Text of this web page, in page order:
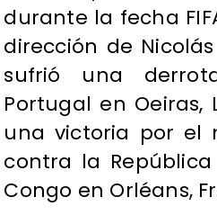
durante la fecha
dirección de
sufrió una
Portugal en Oeiras,
una victoria por el
contra la
Congo en Orléans,